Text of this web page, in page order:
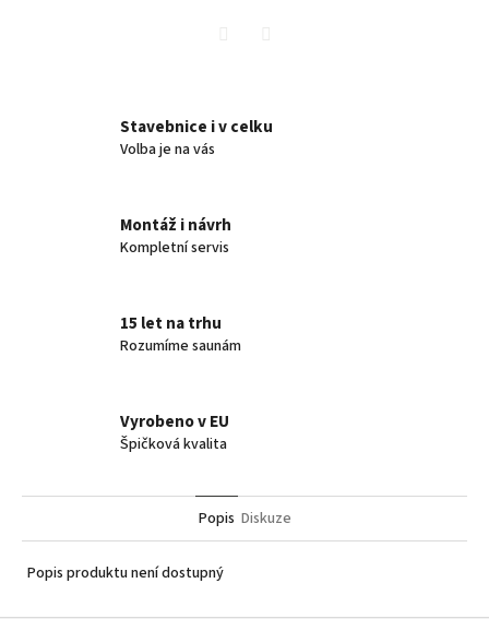
Stavebnice i v celku
Volba je na vás
Montáž i návrh
Kompletní servis
15 let na trhu
Rozumíme saunám
Vyrobeno v EU
Špičková kvalita
Popis Diskuze
Popis produktu není dostupný